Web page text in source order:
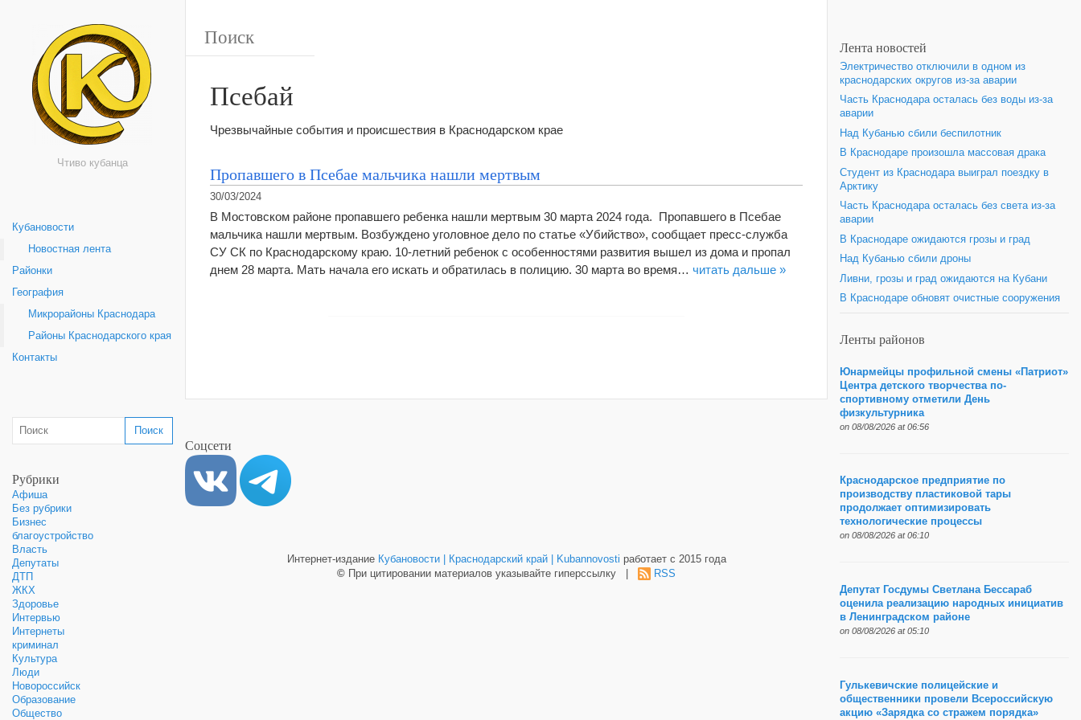
Чтиво кубанца
Кубановости
Новостная лента
Районки
География
Микрорайоны Краснодара
Районы Краснодарского края
Контакты
Рубрики
Афиша
Без рубрики
Бизнес
благоустройство
Власть
Депутаты
ДТП
ЖКХ
Здоровье
Интервью
Интернеты
криминал
Культура
Люди
Новороссийск
Образование
Общество
Псебай
Чрезвычайные события и происшествия в Краснодарском крае
Пропавшего в Псебае мальчика нашли мертвым
30/03/2024
В Мостовском районе пропавшего ребенка нашли мертвым 30 марта 2024 года. Пропавшего в Псебае
мальчика нашли мертвым. Возбуждено уголовное дело по статье «Убийство», сообщает пресс-служба
СУ СК по Краснодарскому краю. 10-летний ребенок с особенностями развития вышел из дома и пропал
днем 28 марта. Мать начала его искать и обратилась в полицию. 30 марта во время… читать дальше »
Лента новостей
Электричество отключили в одном из
краснодарских округов из-за аварии
Часть Краснодара осталась без воды из-за
аварии
Над Кубанью сбили беспилотник
В Краснодаре произошла массовая драка
Студент из Краснодара выиграл поездку в
Арктику
Часть Краснодара осталась без света из-за
аварии
В Краснодаре ожидаются грозы и град
Над Кубанью сбили дроны
Ливни, грозы и град ожидаются на Кубани
В Краснодаре обновят очистные сооружения
Ленты районов
Юнармейцы профильной смены «Патриот»
Центра детского творчества по-
спортивному отметили День
физкультурника
on 08/08/2026 at 06:56
Краснодарское предприятие по
производству пластиковой тары
продолжает оптимизировать
технологические процессы
on 08/08/2026 at 06:10
Депутат Госдумы Светлана Бессараб
оценила реализацию народных инициатив
в Ленинградском районе
on 08/08/2026 at 05:10
Гулькевичские полицейские и
общественники провели Всероссийскую
акцию «Зарядка со стражем порядка»
Соцсети
Интернет-издание Кубановости | Краснодарский край | Kubannovosti работает с 2015 года
© При цитировании материалов указывайте гиперссылку | RSS